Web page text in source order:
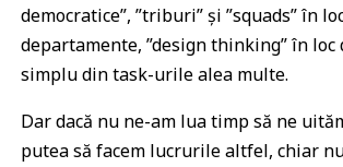
democratice”, ”triburi” și ”squads” în
departamente, ”design thinking” în loc
simplu din task-urile alea multe.
Dar dacă nu ne-am lua timp să ne
putea să facem lucrurile altfel, chiar